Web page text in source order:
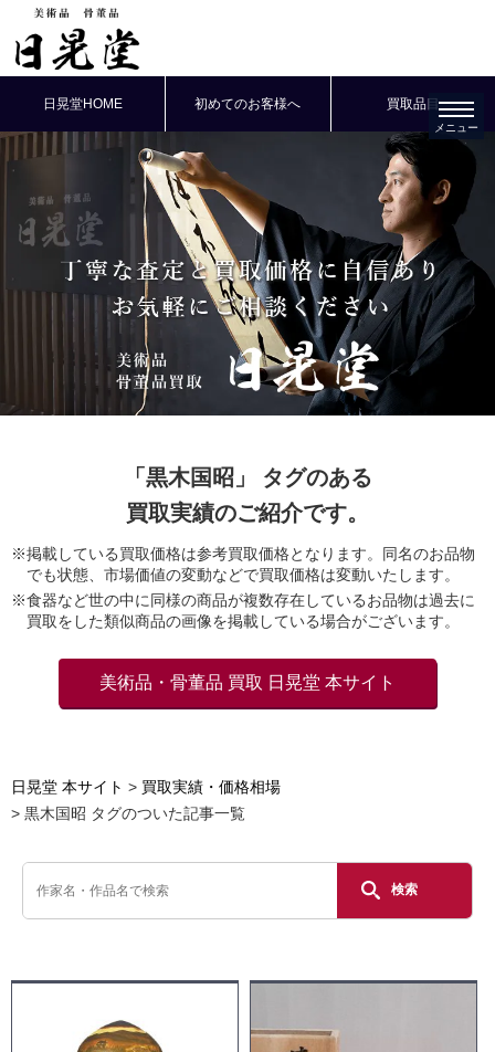
日晃堂HOME 初めてのお客様へ 買取品目
「黒木国昭」
タグのある
買取実績のご紹介です。
※掲載している買取価格は参考買取価格となります。同名のお品物
でも状態、市場価値の変動などで買取価格は変動いたします。
※食器など世の中に同様の商品が複数存在しているお品物は過去に
買取をした類似商品の画像を掲載している場合がございます。
美術品・骨董品 買取 日晃堂 本サイト
日晃堂 本サイト
買取実績・価格相場
黒木国昭 タグのついた記事一覧
検索